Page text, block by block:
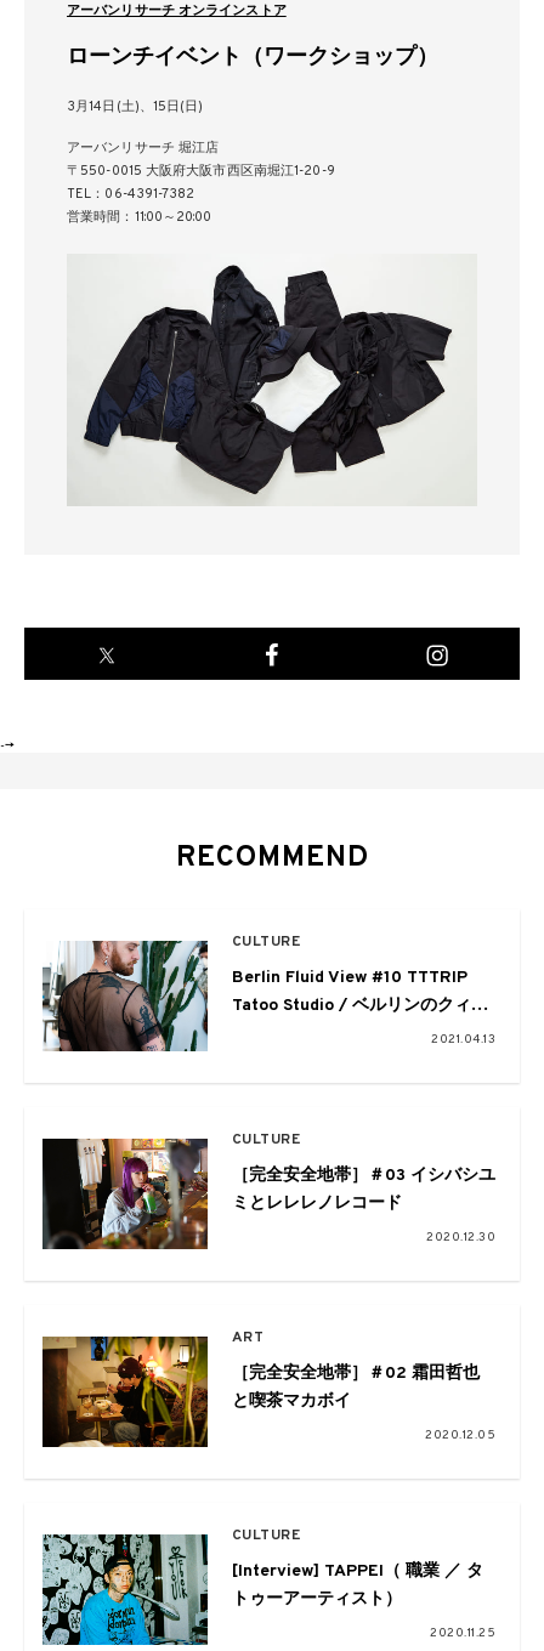
アーバンリサーチ オンラインストア
ローンチイベント（ワークショップ）
3月14日(土)、15日(日)
アーバンリサーチ 堀江店
〒550-0015 大阪府大阪市西区南堀江1-20-9
TEL：06-4391-7382
営業時間：11:00～20:00
-->
RECOMMEND
CULTURE
Berlin Fluid View #10 TTTRIP
Tatoo Studio / ベルリンのクィア
2021.04.13
CULTURE
［完全安全地帯］＃03 イシバシユ
ミとレレレノレコード
2020.12.30
ART
［完全安全地帯］＃02 霜田哲也
と喫茶マカボイ
2020.12.05
CULTURE
[Interview] TAPPEI（ 職業 ／ タ
トゥーアーティスト）
2020.11.25